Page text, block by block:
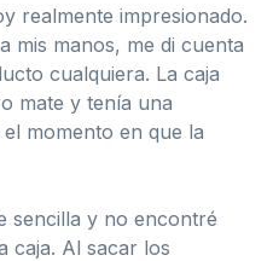
realmente impresionado.
mis manos, me di cuenta
cualquiera. La caja
mate y tenía una
momento en que la
sencilla y no encontré
caja. Al sacar los